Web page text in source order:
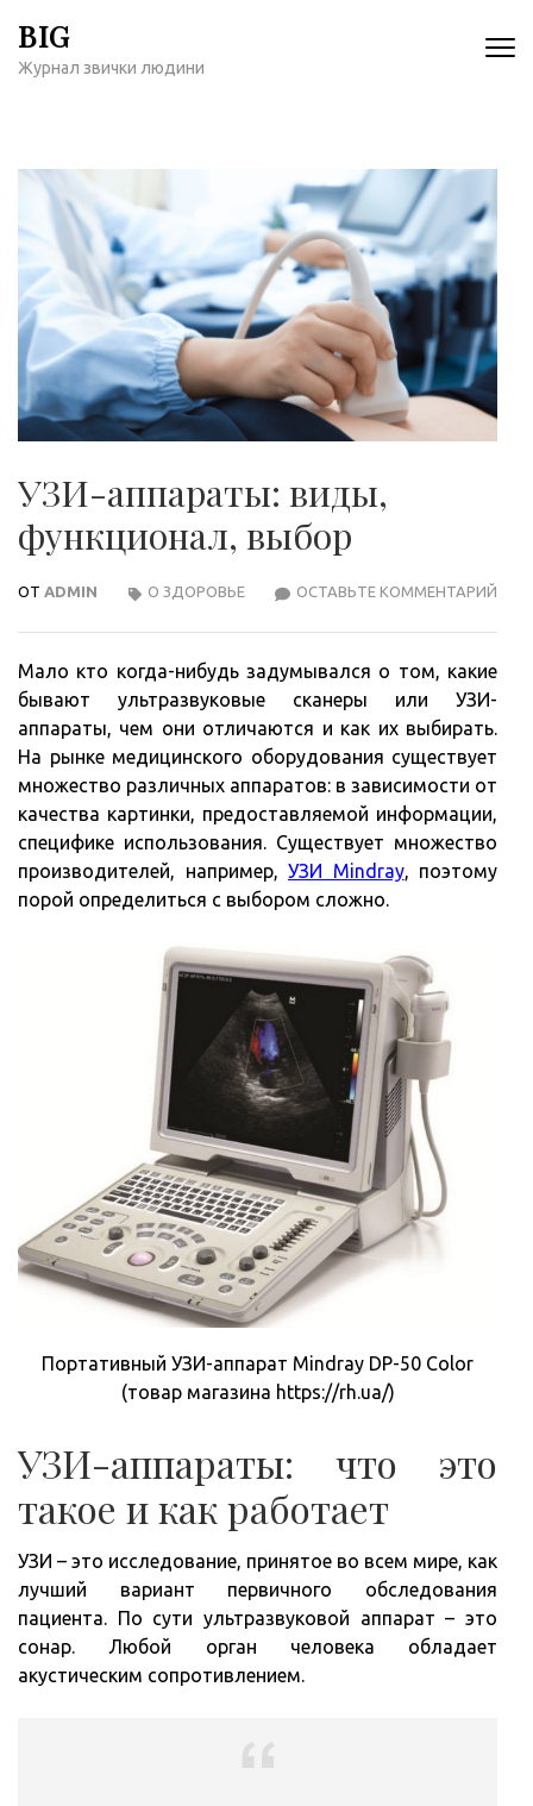
содержимому
BIG
Журнал звички людини
УЗИ-аппараты: виды,
функционал, выбор
ОТ ADMIN ОСТАВЬТЕ КОММЕНТАРИЙ
О ЗДОРОВЬЕ
Мало кто когда-нибудь задумывался о том, какие
бывают ультразвуковые сканеры или УЗИ-
аппараты, чем они отличаются и как их выбирать.
На рынке медицинского оборудования существует
множество различных аппаратов: в зависимости от
качества картинки, предоставляемой информации,
специфике использования. Существует множество
производителей, например, УЗИ Mindray, поэтому
порой определиться с выбором сложно.
Портативный УЗИ-аппарат Mindray DP-50 Color
(товар магазина https://rh.ua/)
УЗИ-аппараты: что это
такое и как работает
УЗИ – это исследование, принятое во всем мире, как
лучший вариант первичного обследования
пациента. По сути ультразвуковой аппарат – это
сонар. Любой орган человека обладает
акустическим сопротивлением.